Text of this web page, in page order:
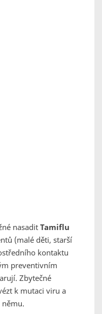
nasadit Tamiflu
(malé děti, starší
kontaktu
preventivním
Zbytečné
k mutaci viru a